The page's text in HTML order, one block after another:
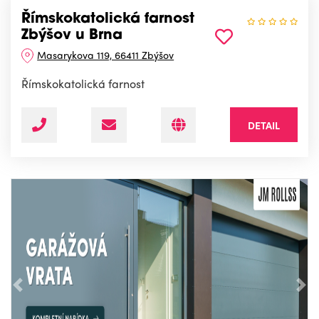
Římskokatolická farnost
Zbýšov u Brna
Masarykova 119, 66411 Zbýšov
Římskokatolická farnost
DETAIL
Předchozí